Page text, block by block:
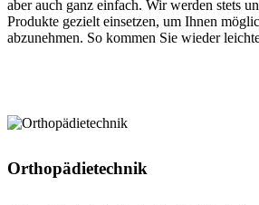
aber auch ganz einfach. Wir werden stets
Produkte gezielt einsetzen, um Ihnen
abzunehmen. So kommen Sie wieder
Orthopädietechnik